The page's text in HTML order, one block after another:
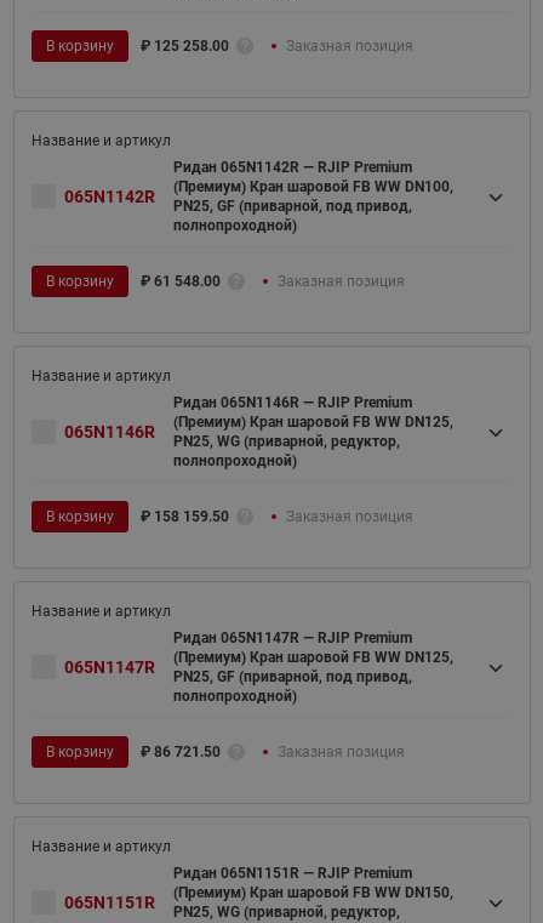
В корзину ₽ 125 258.00 Заказная позиция
065N1142R
Ридан 065N1142R — RJIP Premium
(Премиум) Кран шаровой FB WW DN100,
PN25, GF (приварной, под привод,
полнопроходной)
В корзину ₽ 61 548.00 Заказная позиция
065N1146R
Ридан 065N1146R — RJIP Premium
(Премиум) Кран шаровой FB WW DN125,
PN25, WG (приварной, редуктор,
полнопроходной)
В корзину ₽ 158 159.50 Заказная позиция
065N1147R
Ридан 065N1147R — RJIP Premium
(Премиум) Кран шаровой FB WW DN125,
PN25, GF (приварной, под привод,
полнопроходной)
В корзину ₽ 86 721.50 Заказная позиция
065N1151R
Ридан 065N1151R — RJIP Premium
(Премиум) Кран шаровой FB WW DN150,
PN25, WG (приварной, редуктор,